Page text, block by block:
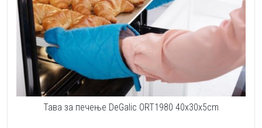
Тава за печење DeGalic ORT1980 40x30x5cm